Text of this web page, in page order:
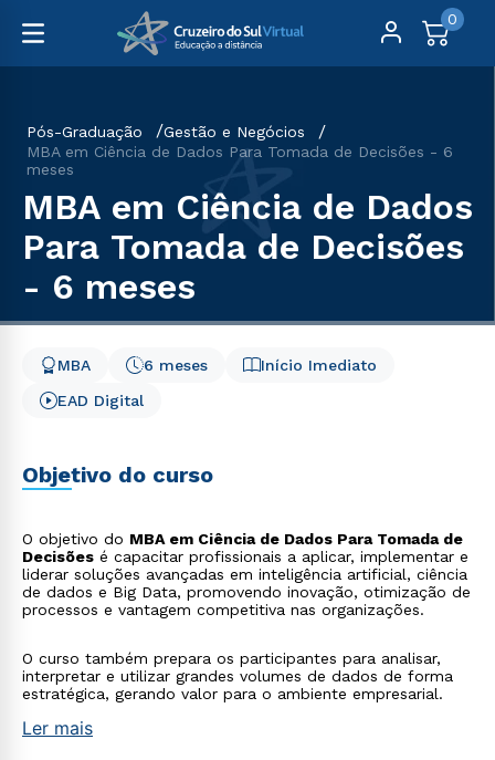
0
Pós-Graduação
Gestão e Negócios
MBA em Ciência de Dados Para Tomada de Decisões - 6
meses
MBA em Ciência de Dados
Para Tomada de Decisões
- 6 meses
Início Imediato
6 meses
MBA
EAD Digital
Objetivo do curso
O objetivo do MBA em Ciência de Dados Para Tomada de
Decisões é capacitar profissionais a aplicar, implementar e
liderar soluções avançadas em inteligência artificial, ciência
de dados e Big Data, promovendo inovação, otimização de
processos e vantagem competitiva nas organizações.
O curso também prepara os participantes para analisar,
interpretar e utilizar grandes volumes de dados de forma
estratégica, gerando valor para o ambiente empresarial.
Ler mais